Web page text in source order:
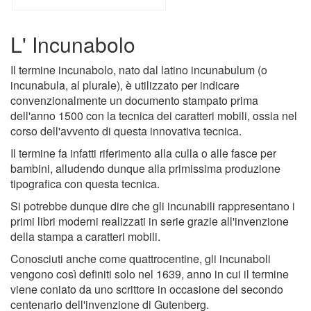
L' Incunabolo
Il termine incunabolo, nato dal latino incunabulum (o
incunabula, al plurale), è utilizzato per indicare
convenzionalmente un documento stampato prima
dell'anno 1500 con la tecnica dei caratteri mobili, ossia nel
corso dell'avvento di questa innovativa tecnica.
Il termine fa infatti riferimento alla culla o alle fasce per
bambini, alludendo dunque alla primissima produzione
tipografica con questa tecnica.
Si potrebbe dunque dire che gli incunabili rappresentano i
primi libri moderni realizzati in serie grazie all'invenzione
della stampa a caratteri mobili.
Conosciuti anche come quattrocentine, gli incunaboli
vengono così definiti solo nel 1639, anno in cui il termine
viene coniato da uno scrittore in occasione del secondo
centenario dell'invenzione di Gutenberg.